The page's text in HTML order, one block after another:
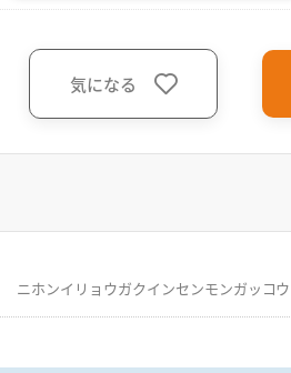
気になる
ニホンイリョウガクインセンモンガッコウ